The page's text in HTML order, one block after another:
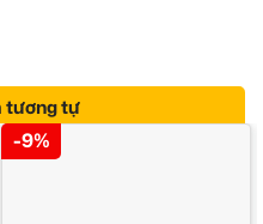
tương tự
-9%